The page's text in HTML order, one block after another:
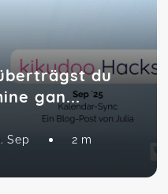
du
gan...
Sep 2 m